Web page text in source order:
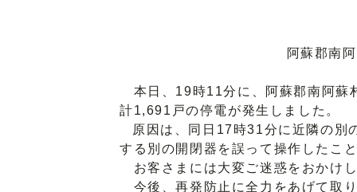
阿蘇郡南
本日、19時11分に、阿蘇郡南阿蘇
計1,691戸の停電が発生しました。
原因は、同日17時31分に近隣の別
する別の開閉器を誤って操作したこ
お客さまには大変ご迷惑をおかけ
今後、再発防止に全力をあげて取